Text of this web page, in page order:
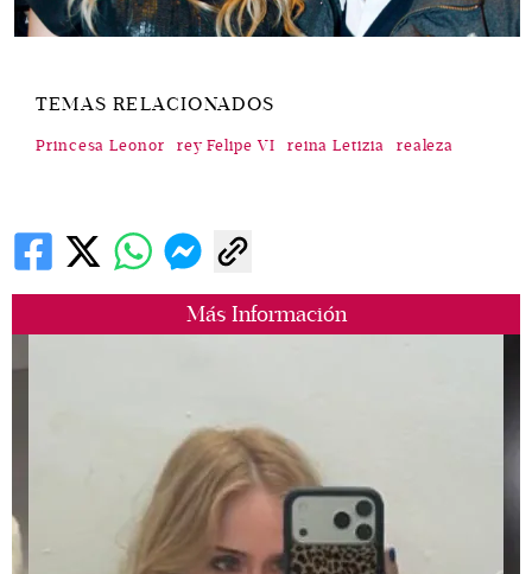
Más Información
TEMAS RELACIONADOS
Princesa Leonor rey Felipe VI reina Letizia realeza